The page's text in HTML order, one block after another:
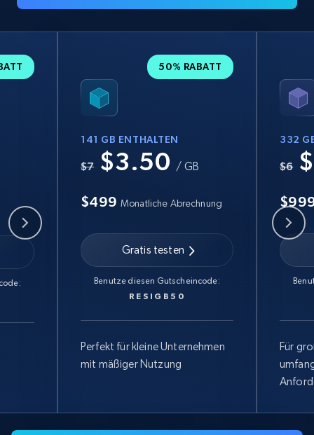
50% RABATT
141 GB ENTHALTEN
$7 $3.50 / GB
$499 Monatliche Abrechnung
Gratis testen
Benutze diesen Gutscheincode:
RESIGB50
Perfekt für kleine Unternehmen
mit mäßiger Nutzung
332
$6
Für